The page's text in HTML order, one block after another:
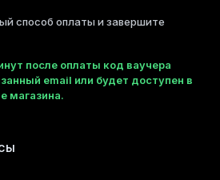
способ оплаты и завершите
после оплаты код ваучера
email или будет доступен в
магазина.